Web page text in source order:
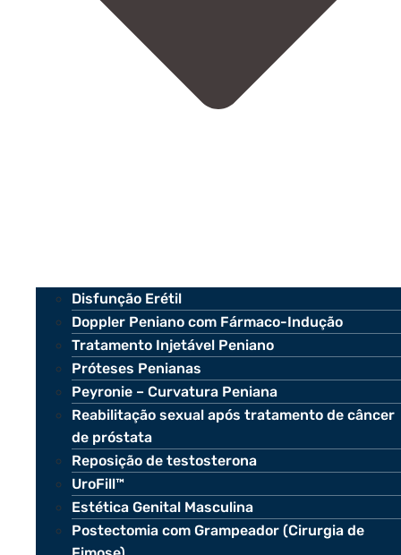
Disfunção Erétil
Doppler Peniano com Fármaco-Indução
Tratamento Injetável Peniano
Próteses Penianas
Peyronie – Curvatura Peniana
Reabilitação sexual após tratamento de câncer
de próstata
Reposição de testosterona
UroFill™
Estética Genital Masculina
Postectomia com Grampeador (Cirurgia de